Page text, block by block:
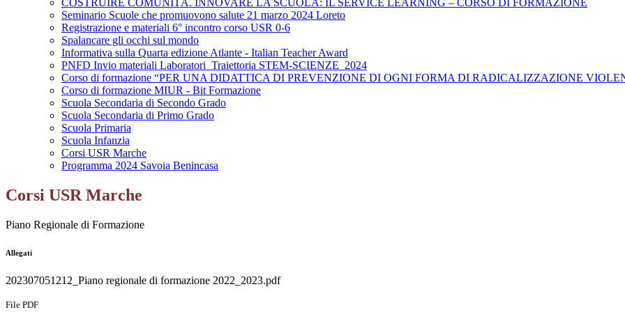
COSTRUIRE COMUNITÀ. INNOVARE LA SCUOLA: IL SERVICE LEARNING – CORSO DI FORMAZIONE
Seminario Scuole che promuovono salute 21 marzo 2024 Loreto
Registrazione e materiali 6° incontro corso USR 0-6
Spalancare gli occhi sul mondo
Informativa sulla Quarta edizione Atlante - Italian Teacher Award
PNFD Invio materiali Laboratori_Traiettoria STEM-SCIENZE_2024
Corso di formazione “PER UNA DIDATTICA DI PREVENZIONE DI OGNI FORMA DI RADICALIZZAZIONE
Corso di formazione MIUR - Bit Formazione
Scuola Secondaria di Secondo Grado
Scuola Secondaria di Primo Grado
Scuola Primaria
Scuola Infanzia
Corsi USR Marche
Programma 2024 Savoia Benincasa
Corsi USR Marche
Piano Regionale di Formazione
Allegati
202307051212_Piano regionale di formazione 2022_2023.pdf
File PDF